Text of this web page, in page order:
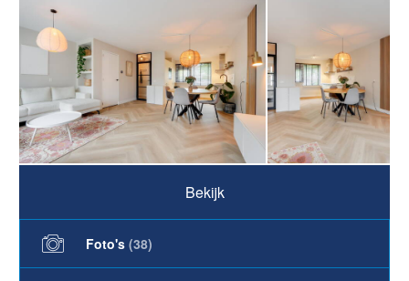
Bekijk
Foto's (38)